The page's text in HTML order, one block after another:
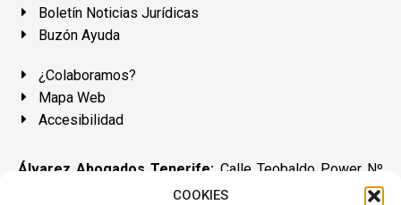
COOKIES
Boletín Noticias Jurídicas
Buzón Ayuda
¿Colaboramos?
Mapa Web
Accesibilidad
Álvarez Abogados Tenerife: Calle Teobaldo Power Nº
7, 2º Derecha, El Médano, Granadilla de Abona, Santa Cruz